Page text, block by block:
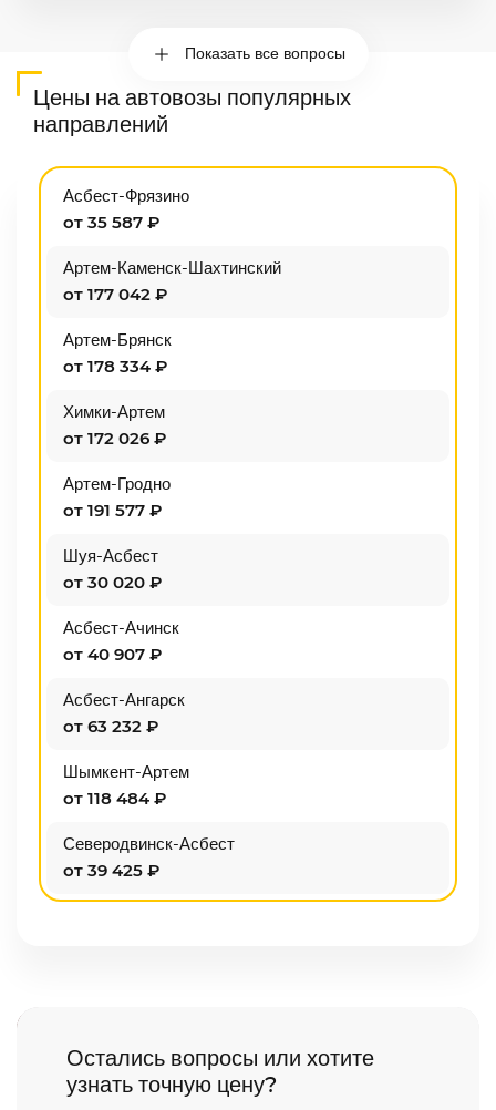
Показать все вопросы
Цены на автовозы популярных
направлений
Асбест-Фрязино
от 35 587 ₽
Артем-Каменск-Шахтинский
от 177 042 ₽
Артем-Брянск
от 178 334 ₽
Химки-Артем
от 172 026 ₽
Артем-Гродно
от 191 577 ₽
Шуя-Асбест
от 30 020 ₽
Асбест-Ачинск
от 40 907 ₽
Асбест-Ангарск
от 63 232 ₽
Шымкент-Артем
от 118 484 ₽
Северодвинск-Асбест
от 39 425 ₽
Остались вопросы или хотите
узнать точную цену?